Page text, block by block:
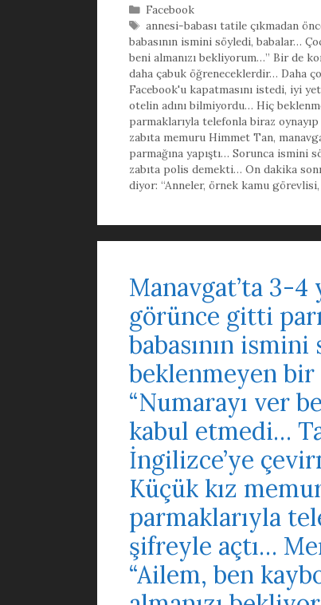
Kategoriler
Facebook
Etiketler
annesi-babası tatile çıkmadan
babasının ismini söyledi, babalar…
beni almanızı bekliyorum…” Bir de
daha çabuk öğreneceklerdir… Daha
Facebook'u kapatmasını istedi, iyi
otelin adını bilmiyordu… Hiç
parmaklarıyla telefonla biraz
zabıta memuru Himmet Tan,
parmağına yapıştı… Sorunca ismini
zabıta polis demekti… On dakika
diyor: “Anneler, örnek kamu görevlisi,
Manavgat’ta 3-4
görünce gitti
babasının
beklenmeyen
“Numarayı ver
kabul etmedi…
İngilizce’ye
Küçük kız
parmaklarıyla
şifreyle açtı…
“Ailem, ben